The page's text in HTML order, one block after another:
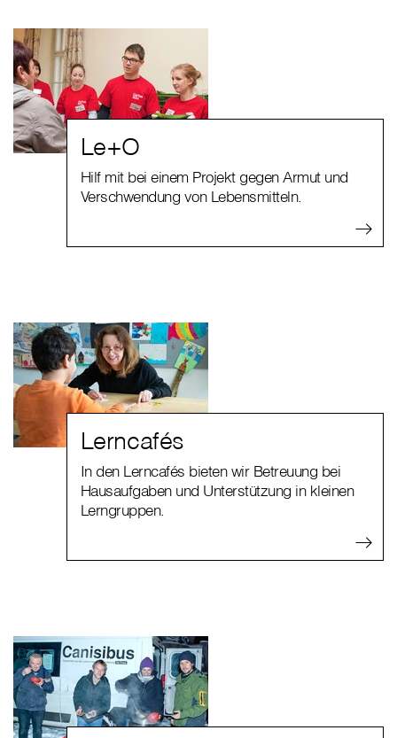
Le+O
Hilf mit bei einem Projekt gegen Armut und
Verschwendung von Lebensmitteln.
Lerncafés
In den Lerncafés bieten wir Betreuung bei
Hausaufgaben und Unterstützung in kleinen
Lerngruppen.